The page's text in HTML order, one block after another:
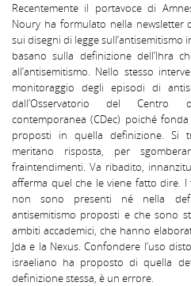
Recentemente il portavoce di
Noury ha formulato nella
sui disegni di legge sull’antisemitismo
basano sulla definizione dell’Ihra
all’antisemitismo. Nello stesso
monitoraggio degli episodi di
dall’Osservatorio del Centro
contemporanea (CDec) poiché
proposti in quella definizione. Si
meritano risposta, per
fraintendimenti. Va ribadito,
afferma quel che le viene fatto dire.
non sono presenti né nella
antisemitismo proposti e che sono
ambiti accademici, che hanno
Jda e la Nexus. Confondere l’uso
israeliano ha proposto di quella
definizione stessa, è un errore.